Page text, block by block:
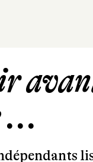
...